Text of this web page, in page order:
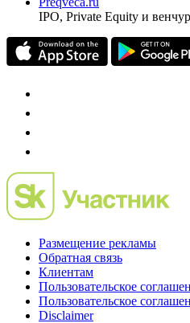
IPO, Private Equity и
Размещение рекламы
Обратная связь
Клиентам
Пользовательское
Пользовательское
Disclaimer